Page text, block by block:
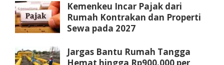
Kemenkeu Incar Pajak dari
Rumah Kontrakan dan Properti
Sewa pada 2027
Jargas Bantu Rumah Tangga